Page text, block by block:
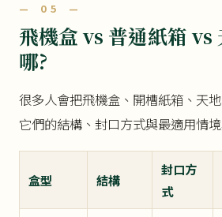
— 05 —
飛機盒 vs 普通紙箱 vs
哪?
很多人會把飛機盒、開槽紙箱、天
它們的結構、封口方式與最適用情
盒型 結構
封口方
式